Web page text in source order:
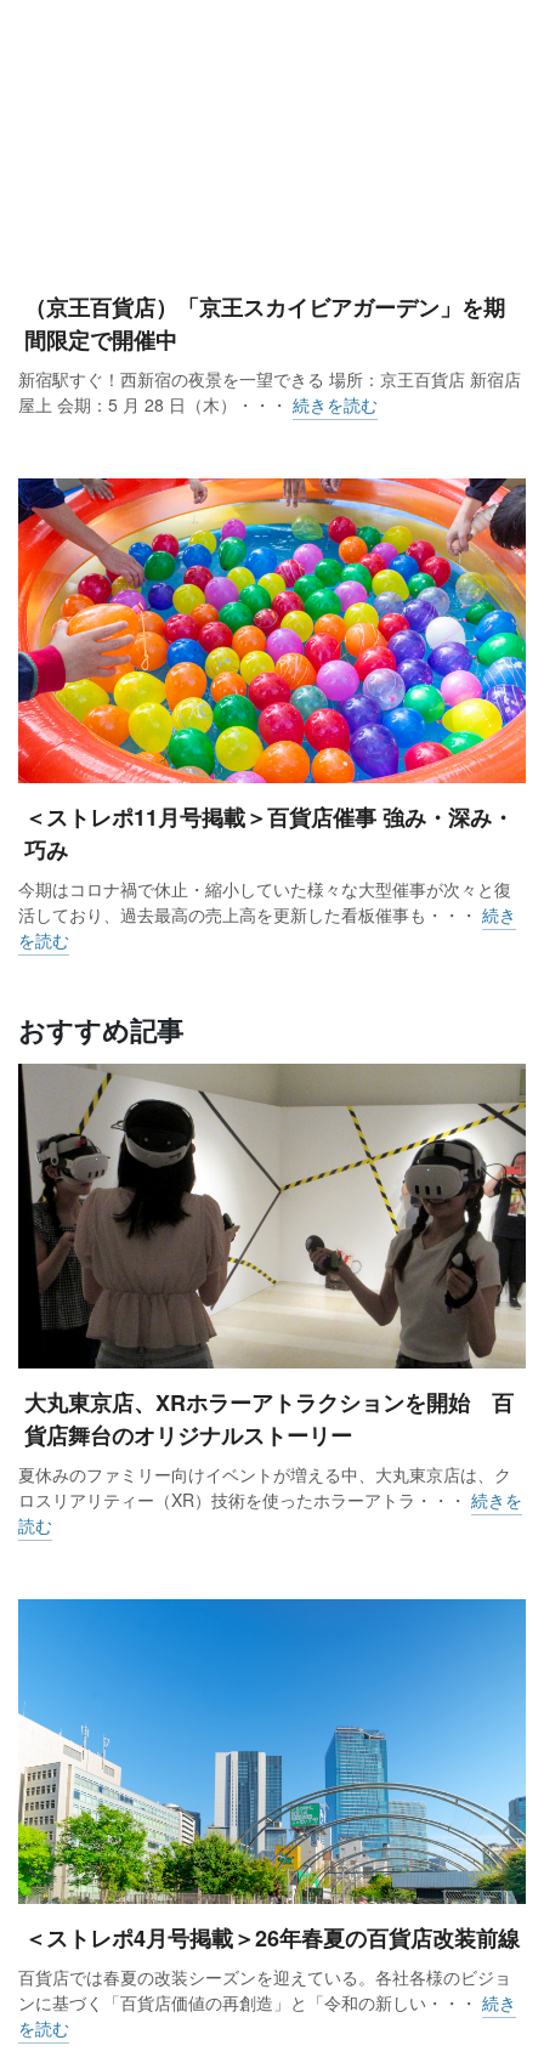
（京王百貨店）「京王スカイビアガーデン」を期
間限定で開催中
新宿駅すぐ！西新宿の夜景を一望できる 場所：京王百貨店 新宿店
屋上 会期：5 月 28 日（木）・・・ 続きを読む
＜ストレポ11月号掲載＞百貨店催事 強み・深み・
巧み
今期はコロナ禍で休止・縮小していた様々な大型催事が次々と復
活しており、過去最高の売上高を更新した看板催事も・・・ 続き
を読む
おすすめ記事
大丸東京店、XRホラーアトラクションを開始 百
貨店舞台のオリジナルストーリー
夏休みのファミリー向けイベントが増える中、大丸東京店は、ク
ロスリアリティー（XR）技術を使ったホラーアトラ・・・ 続きを
読む
＜ストレポ4月号掲載＞26年春夏の百貨店改装前線
百貨店では春夏の改装シーズンを迎えている。各社各様のビジョ
ンに基づく「百貨店価値の再創造」と「令和の新しい・・・ 続き
を読む